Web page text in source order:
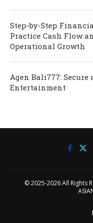
Step-by-Step
Practice Cash Flow
Operational Growth
Agen Bali777:
Entertainment
© 2025-2026 All Rights